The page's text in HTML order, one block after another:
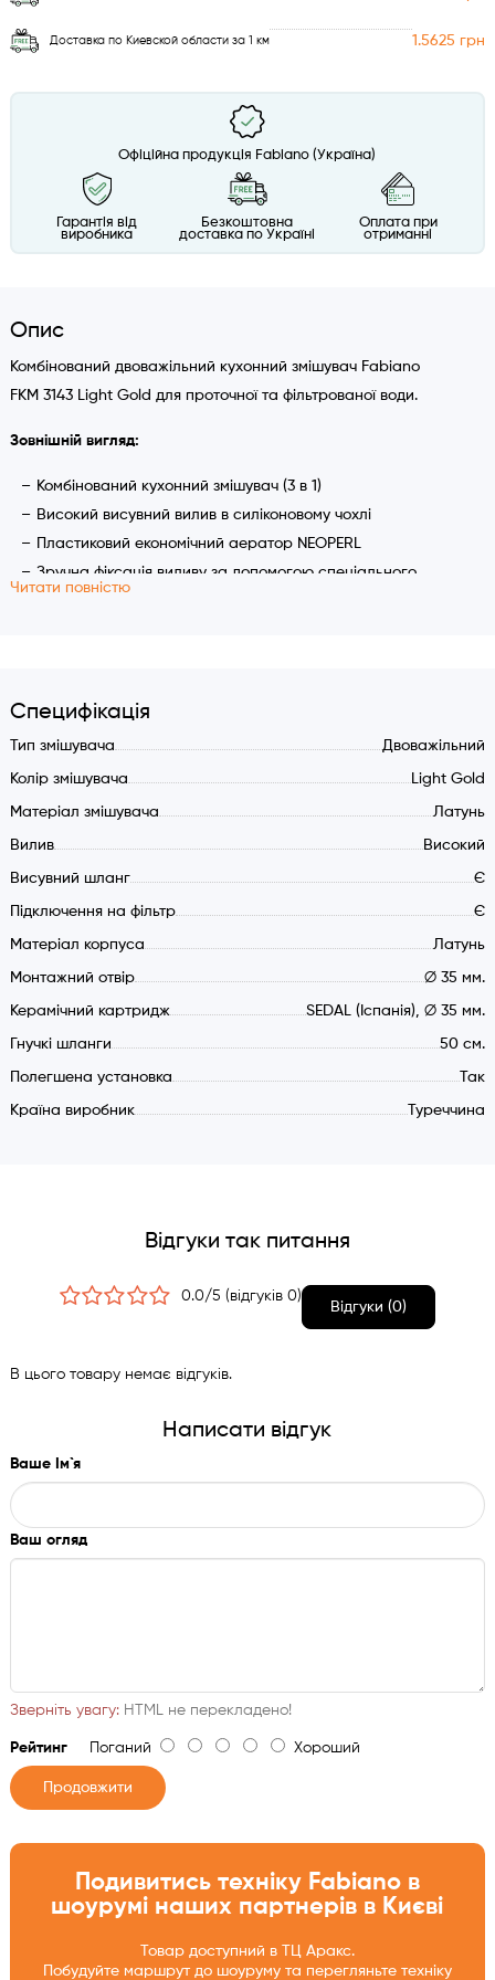
Доставка по Киевской области за 1 км 1.5625 грн
Офіційна продукція Fabiano (Україна)
Гарантія від
виробника
Безкоштовна
доставка по Україні
Оплата при
отриманні
Опис
Комбінований двоважільний кухонний змішувач Fabiano
FKM 3143 Light Gold для проточної та фільтрованої води.
Зовнішній вигляд:
Комбінований кухонний змішувач (3 в 1)
Високий висувний вилив в силіконовому чохлі
Пластиковий економічний аератор NEOPERL
Зручна фіксація виливу за допомогою спеціального
2) Функція душ
Характеристики:
Комбінований змішувач (3 в 1) з двома важелями
управління
Високий висувний вилив
Роздільні аератори на очищену і технічну воду
Універсальні округлі форми дизайну
Кут повороту виливу 360 градусів
Гнучкі шланги 50 см. З трубкою
Монтажний отвір 35 мм.
Спрощена установка (ключ в комплекті)
Читати повністю
Специфікація
Тип змішувача Двоважільний
Колір змішувача Light Gold
Матеріал змішувача Латунь
Вилив Високий
Висувний шланг Є
Підключення на фільтр Є
Матеріал корпуса Латунь
Монтажний отвір ∅ 35 мм.
Керамічний картридж SEDAL (Іспанія), ∅ 35 мм.
Гнучкі шланги 50 см.
Полегшена установка Так
Країна виробник Туреччина
Відгуки так питання
0.0/5 (відгуків 0)
Відгуки (0)
В цього товару немає відгуків.
Написати відгук
Ваше Ім`я
Ваш огляд
Зверніть увагу:HTML не перекладено!
РейтингПоганий Хороший
Продовжити
Подивитись техніку Fabiano в
шоурумі наших партнерів в Києві
Товар доступний в ТЦ Аракс.
Побудуйте маршрут до шоуруму та перегляньте техніку